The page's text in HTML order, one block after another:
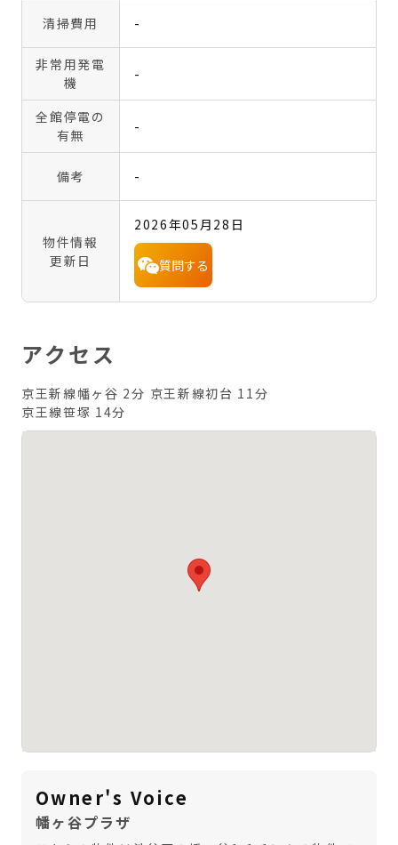
清掃費用 -
非常用発電
機
-
全館停電の
有無
-
備考 -
物件情報
更新日
2026年05月28日
質問する
アクセス
京王新線幡ヶ谷 2分 京王新線初台 11分
京王線笹塚 14分
Owner's Voice
幡ヶ谷プラザ